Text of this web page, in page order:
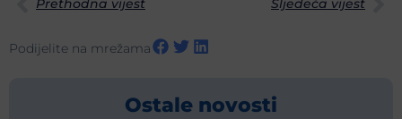
Prethodna vijest Sljedeća vijest
Podijelite na mrežama
Ostale novosti